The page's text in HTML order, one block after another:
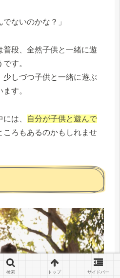
ないのかな？」
段、全然子供と一緒に遊
す。
少しづつ子供と一緒に遊ぶ
す。
は、
自分が子供と遊んで
ころもあるのかもしれませ
検索 トップ サイドバー